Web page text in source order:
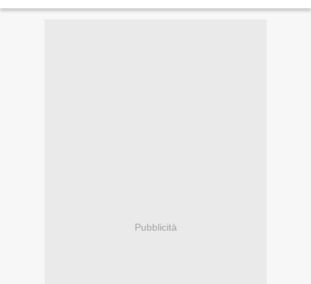
Pubblicità